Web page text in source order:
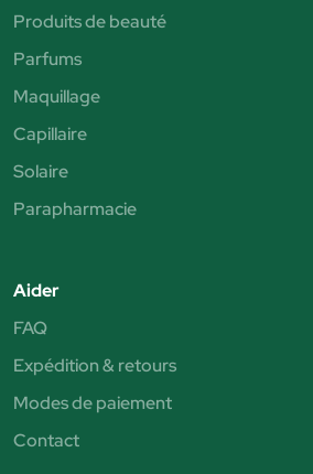
Produits de beauté
Parfums
Maquillage
Capillaire
Solaire
Parapharmacie
Aider
FAQ
Expédition & retours
Modes de paiement
Contact